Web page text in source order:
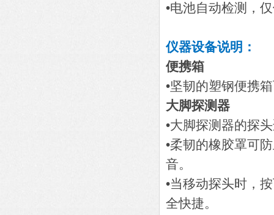
•电池自动检测，
仪器设备说明：
便携箱
•坚韧的塑钢便携
大脚探测器
•大脚探测器的探
•柔韧的橡胶罩可
音。
•当移动探头时，
全快捷。